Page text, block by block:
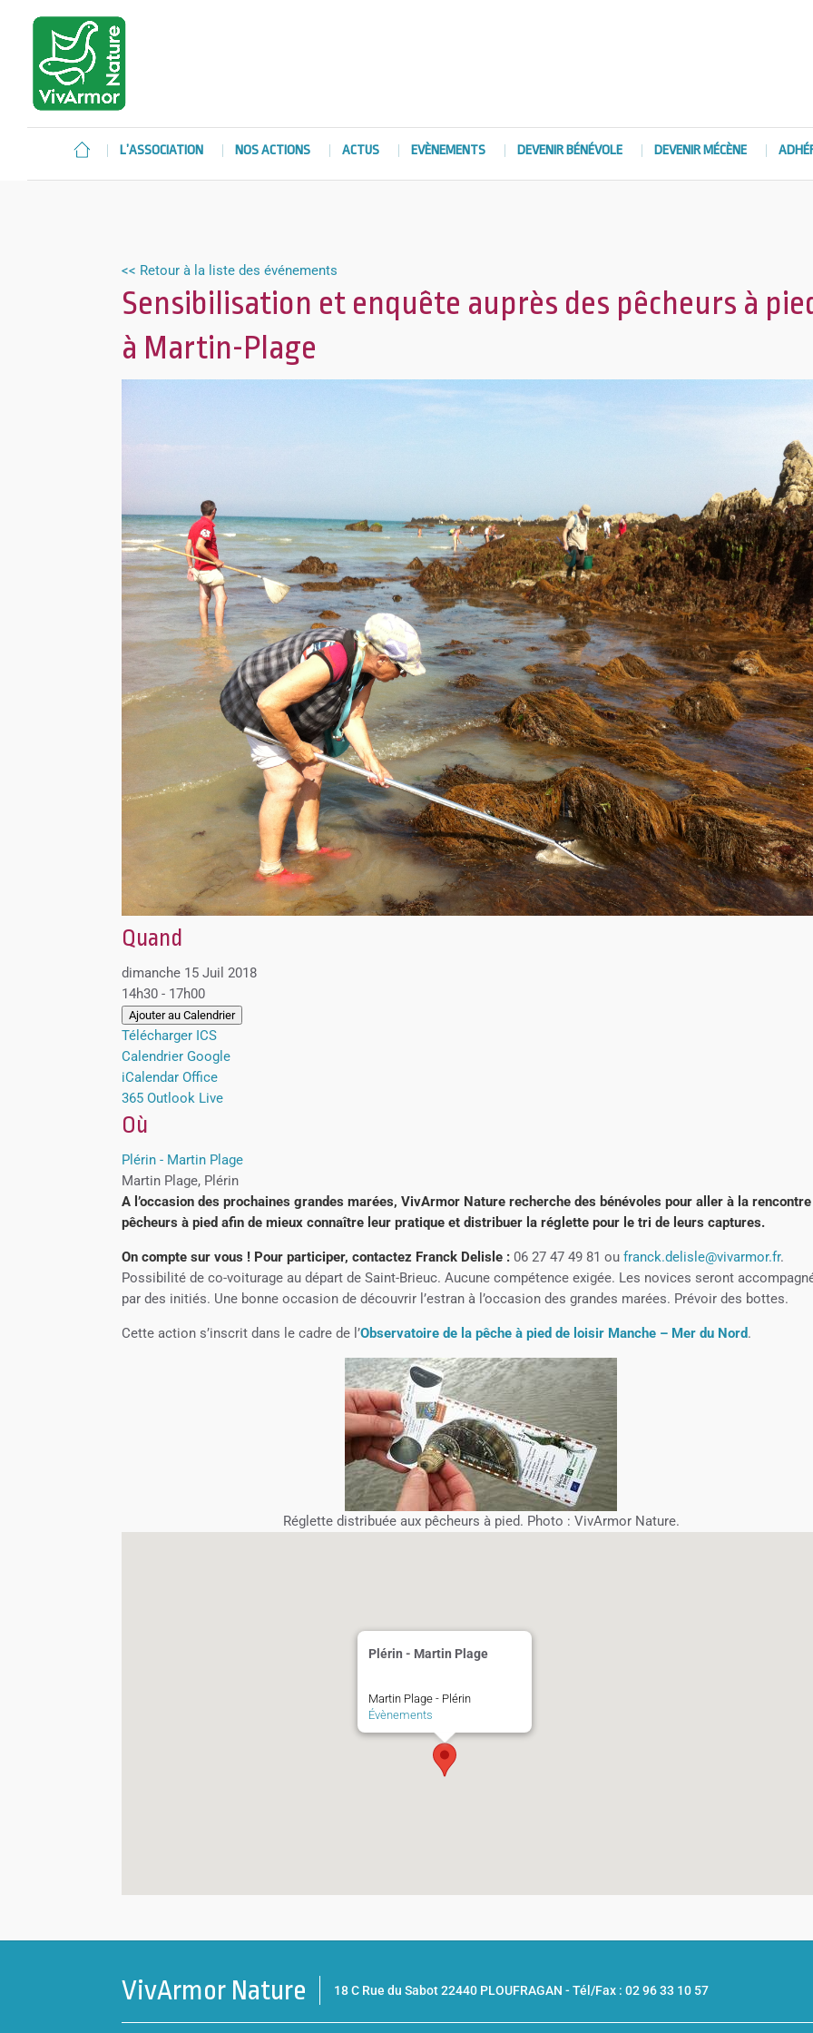
L’ASSOCIATION NOS ACTIONS ACTUS EVÈNEMENTS DEVENIR BÉNÉVOLE DEVENIR MÉCÈNE
<< Retour à la liste des événements
Sensibilisation et enquête auprès des pêcheurs à
à Martin-Plage
Quand
dimanche 15 Juil 2018
14h30 - 17h00
Ajouter au Calendrier
Télécharger ICS
Calendrier Google
iCalendar Office
365 Outlook Live
Où
Plérin - Martin Plage
Martin Plage, Plérin
A l’occasion des prochaines grandes marées, VivArmor Nature recherche des bénévoles pour aller à la
pêcheurs à pied afin de mieux connaître leur pratique et distribuer la réglette pour le tri de leurs captures.
On compte sur vous ! Pour participer, contactez Franck Delisle : 06 27 47 49 81 oufranck.delisle@vivarmor.fr.
Possibilité de co-voiturage au départ de Saint-Brieuc. Aucune compétence exigée. Les novices seront
par des initiés. Une bonne occasion de découvrir l’estran à l’occasion des grandes marées. Prévoir des bottes.
Cette action s’inscrit dans le cadre de l’Observatoire de la pêche à pied de loisir Manche – Mer du Nord.
Réglette distribuée aux pêcheurs à pied. Photo : VivArmor Nature.
Plérin - Martin Plage
Martin Plage - Plérin
Évènements
VivArmor Nature 18 C Rue du Sabot 22440 PLOUFRAGAN -Tél/Fax : 02 96 33 10 57